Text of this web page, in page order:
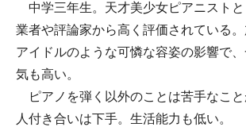
中学三年生。天才美少女ピアニストと
業者や評論家から高く評価されている
アイドルのような可憐な容姿の影響で
気も高い。
ピアノを弾く以外のことは苦手なこ
人付き合いは下手。生活能力も低い。